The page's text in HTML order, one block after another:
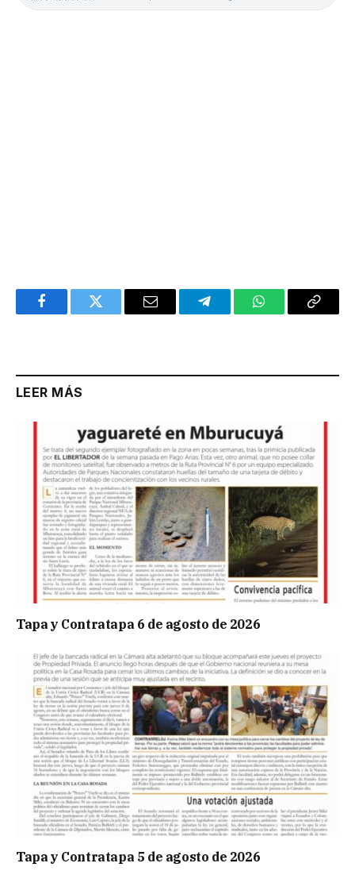
FacebookTwitter Email TelegramWhatsAppCopy
LEER MÁS
Tapa y Contratapa 6 de agosto de 2026
Tapa y Contratapa 5 de agosto de 2026